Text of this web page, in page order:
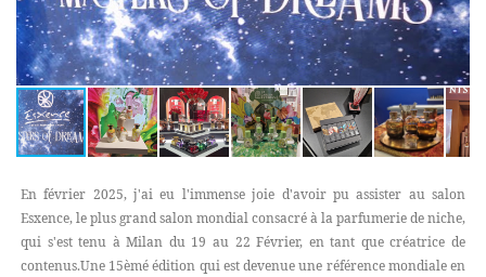
En février 2025, j'ai eu l'immense joie d'avoir pu assister au salon
Esxence, le plus grand salon mondial consacré à la parfumerie de niche,
qui s'est tenu à Milan du 19 au 22 Février, en tant que créatrice de
contenus.Une 15èmé édition qui est devenue une référence mondiale en